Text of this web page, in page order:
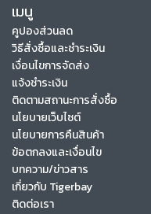
เมนู
คูปองส่วนลด
วิธีสั่งซื้อและชำระเงิน
เงื่อนไขการจัดส่ง
แจ้งชำระเงิน
ติดตามสถานะการสั่งซื้อ
นโยบายเว็บไซต์
นโยบายการคืนสินค้า
ข้อตกลงและเงื่อนไข
บทความ/ข่าวสาร
เกี่ยวกับ Tigerbay
ติดต่อเรา